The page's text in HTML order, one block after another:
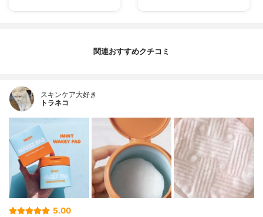
関連おすすめクチコミ
スキンケア大好き
トラネコ
5.00